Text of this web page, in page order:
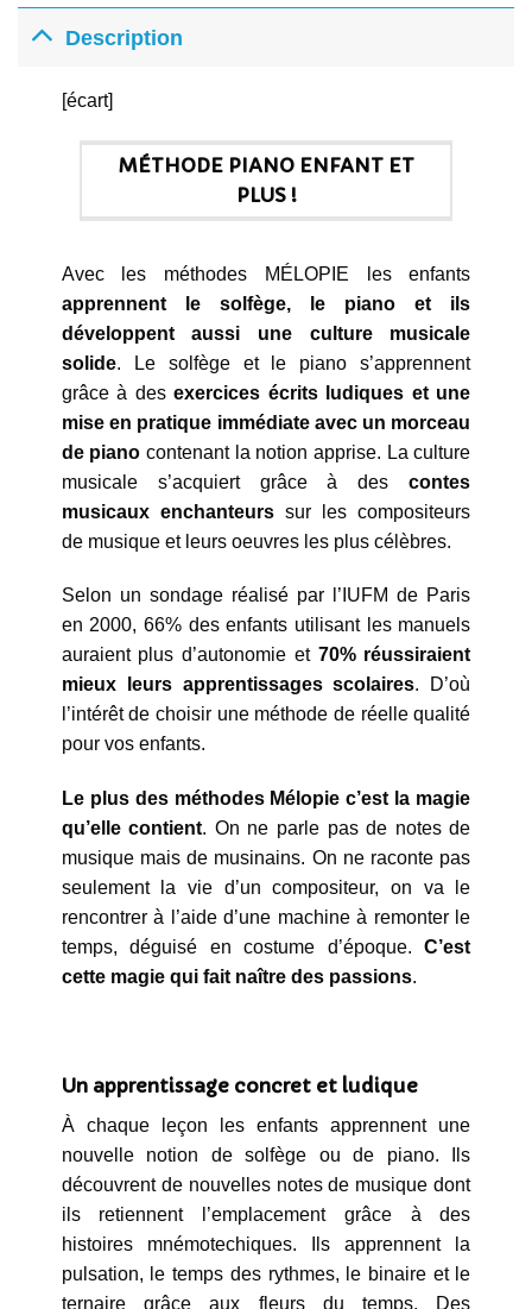
Description
[écart]
MÉTHODE PIANO ENFANT ET
PLUS !
Avec les méthodes MÉLOPIE les enfants
apprennent le solfège, le piano et ils
développent aussi une culture musicale
solide. Le solfège et le piano s’apprennent
grâce à desexercices écrits ludiques et une
mise en pratique immédiate avec un morceau
de piano contenant la notion apprise. La culture
musicale s’acquiert grâce à descontes
musicaux enchanteurssur les compositeurs
de musique et leurs oeuvres les plus célèbres.
Selon un sondage réalisé par l’IUFM de Paris
en 2000, 66% des enfants utilisant les manuels
auraient plus d’autonomie et 70% réussiraient
mieux leurs apprentissages scolaires. D’où
l’intérêt de choisir une méthode de réelle qualité
pour vos enfants.
Le plus des méthodes Mélopie c’est la magie
qu’elle contient. On ne parle pas de notes de
musique mais de musinains. On ne raconte pas
seulement la vie d’un compositeur, on va le
rencontrer à l’aide d’une machine à remonter le
temps, déguisé en costume d’époque.C’est
cette magie qui fait naître des passions.
Un apprentissage concret et ludique
À chaque leçon les enfants apprennent une
nouvelle notion de solfège ou de piano. Ils
découvrent de nouvelles notes de musique dont
ils retiennent l’emplacement grâce à des
histoires mnémotechiques. Ils apprennent la
pulsation, le temps des rythmes, le binaire et le
ternaire grâce aux fleurs du temps. Des